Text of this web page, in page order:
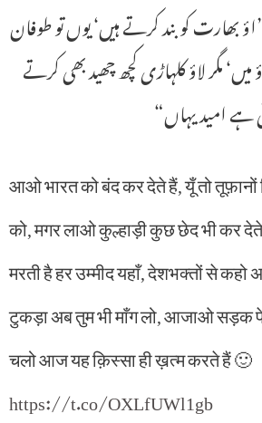
بھارت کو بند کرتے ہیں‘ یوں تو طوفان
مگر لاؤ کلہاڑی کچھ چھید بھی کرتے
ہے امید یہاں“
आओ भारत को बंद कर देते हैं, यूँ तो तूफ़ानों
को, मगर लाओ कुल्हाड़ी कुछ छेद भी कर
मरती है हर उम्मीद यहाँ, देशभक्तों से
टुकड़ा अब तुम भी माँग लो, आजाओ सड़क
चलो आज यह क़िस्सा ही ख़त्म करते हैं 🙂
https://t.co/OXLfUWl1gb